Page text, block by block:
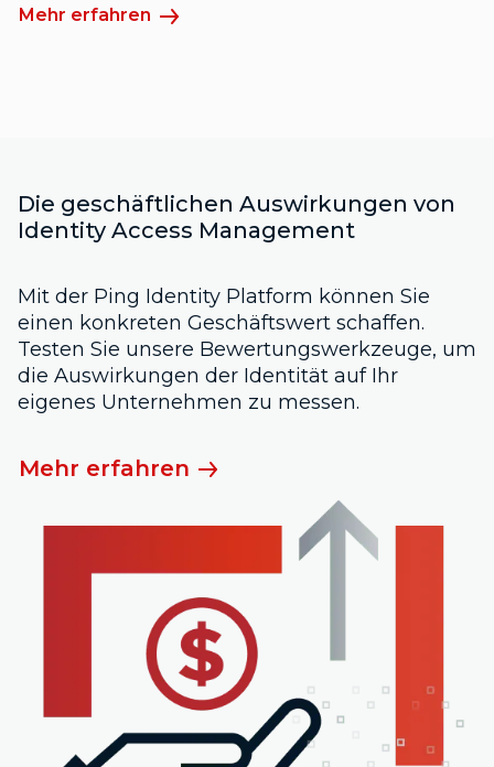
Mehr erfahren
Die geschäftlichen Auswirkungen von
Identity Access Management
Mit der Ping Identity Platform können Sie
einen konkreten Geschäftswert schaffen.
Testen Sie unsere Bewertungswerkzeuge, um
die Auswirkungen der Identität auf Ihr
eigenes Unternehmen zu messen.
Mehr erfahren